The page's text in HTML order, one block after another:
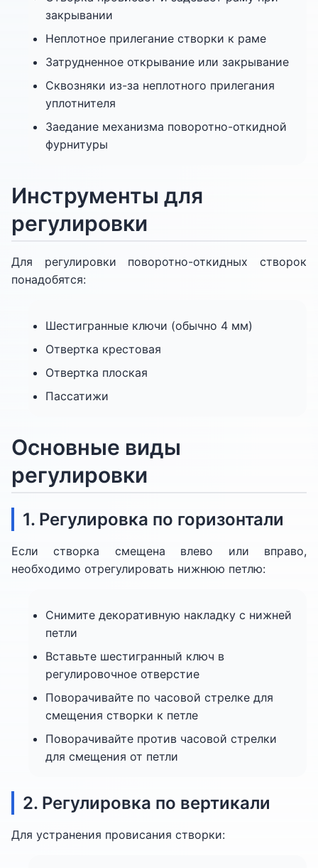
закрывании
Неплотное прилегание створки к раме
Затрудненное открывание или закрывание
Сквозняки из-за неплотного прилегания
уплотнителя
Заедание механизма поворотно-откидной
фурнитуры
Инструменты для
регулировки
Для регулировки поворотно-откидных створок
понадобятся:
Шестигранные ключи (обычно 4 мм)
Отвертка крестовая
Отвертка плоская
Пассатижи
Основные виды
регулировки
1. Регулировка по горизонтали
Если створка смещена влево или вправо,
необходимо отрегулировать нижнюю петлю:
Снимите декоративную накладку с нижней
петли
Вставьте шестигранный ключ в
регулировочное отверстие
Поворачивайте по часовой стрелке для
смещения створки к петле
Поворачивайте против часовой стрелки
для смещения от петли
2. Регулировка по вертикали
Для устранения провисания створки: